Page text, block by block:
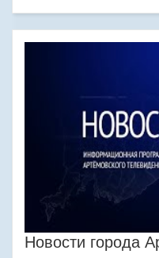
Новости города